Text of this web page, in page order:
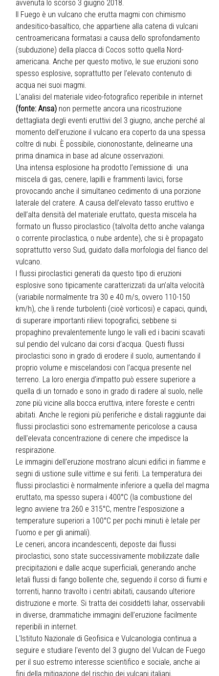
avvenuta lo scorso 3 giugno 2018.
Il Fuego è un vulcano che erutta magmi con chimismo
andesitico-basaltico, che appartiene alla catena di vulcani
centroamericana formatasi a causa dello sprofondamento
(subduzione) della placca di Cocos sotto quella Nord-
americana. Anche per questo motivo, le sue eruzioni sono
spesso esplosive, soprattutto per l’elevato contenuto di
acqua nei suoi magmi.
L’analisi del materiale video-fotografico reperibile in internet
(fonte: Ansa) non permette ancora una ricostruzione
dettagliata degli eventi eruttivi del 3 giugno, anche perché al
momento dell’eruzione il vulcano era coperto da una spessa
coltre di nubi. È possibile, ciononostante, delinearne una
prima dinamica in base ad alcune osservazioni.
Una intensa esplosione ha prodotto l’emissione di una
miscela di gas, cenere, lapilli e frammenti lavici, forse
provocando anche il simultaneo cedimento di una porzione
laterale del cratere. A causa dell’elevato tasso eruttivo e
dell’alta densità del materiale eruttato, questa miscela ha
formato un flusso piroclastico (talvolta detto anche valanga
o corrente piroclastica, o nube ardente), che si è propagato
soprattutto verso Sud, guidato dalla morfologia del fianco del
vulcano.
I flussi piroclastici generati da questo tipo di eruzioni
esplosive sono tipicamente caratterizzati da un’alta velocità
(variabile normalmente tra 30 e 40 m/s, ovvero 110-150
km/h), che li rende turbolenti (cioè vorticosi) e capaci, quindi,
di superare importanti rilievi topografici, sebbene si
propaghino prevalentemente lungo le valli ed i bacini scavati
sul pendio del vulcano dai corsi d’acqua. Questi flussi
piroclastici sono in grado di erodere il suolo, aumentando il
proprio volume e miscelandosi con l’acqua presente nel
terreno. La loro energia d’impatto può essere superiore a
quella di un tornado e sono in grado di radere al suolo, nelle
zone più vicine alla bocca eruttiva, intere foreste e centri
abitati. Anche le regioni più periferiche e distali raggiunte dai
flussi piroclastici sono estremamente pericolose a causa
dell'elevata concentrazione di cenere che impedisce la
respirazione.
Le immagini dell’eruzione mostrano alcuni edifici in fiamme e
segni di ustione sulle vittime e sui feriti. La temperatura dei
flussi piroclastici è normalmente inferiore a quella del magma
eruttato, ma spesso supera i 400°C (la combustione del
legno avviene tra 260 e 315°C, mentre l’esposizione a
temperature superiori a 100°C per pochi minuti è letale per
l’uomo e per gli animali).
Le ceneri, ancora incandescenti, deposte dai flussi
piroclastici, sono state successivamente mobilizzate dalle
precipitazioni e dalle acque superficiali, generando anche
letali flussi di fango bollente che, seguendo il corso di fiumi e
torrenti, hanno travolto i centri abitati, causando ulteriore
distruzione e morte. Si tratta dei cosiddetti lahar, osservabili
in diverse, drammatiche immagini dell’eruzione facilmente
reperibili in internet.
L'Istituto Nazionale di Geofisica e Vulcanologia continua a
seguire e studiare l'evento del 3 giugno del Vulcan de Fuego
per il suo estremo interesse scientifico e sociale, anche ai
fini della mitigazione del rischio dei vulcani italiani.